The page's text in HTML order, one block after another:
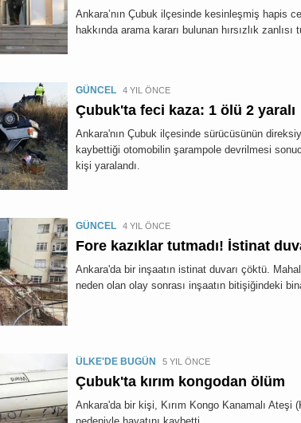
Ankara’nın Çubuk ilçesinde kesinleşmiş hapis
hakkında arama kararı bulunan hırsızlık zanlısı
GÜNCEL 4 YIL ÖNCE
Çubuk'ta feci kaza: 1 ölü 2 yaralı
Ankara'nın Çubuk ilçesinde sürücüsünün
kaybettiği otomobilin şarampole devrilmesi
kişi yaralandı.
GÜNCEL 4 YIL ÖNCE
Fore kazıklar tutmadı! İstinat
Ankara'da bir inşaatın istinat duvarı çöktü.
neden olan olay sonrası inşaatın bitişiğindeki
ÜLKE'DE BUGÜN 5 YIL ÖNCE
Çubuk'ta kırım kongodan ölüm
Ankara'da bir kişi, Kırım Kongo Kanamalı Ateşi